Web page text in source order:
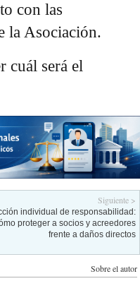
con las
la Asociación.
cuál será el
Siguiente >
individual de responsabilidad:
proteger a socios y acreedores
frente a daños directos
Sobre el autor